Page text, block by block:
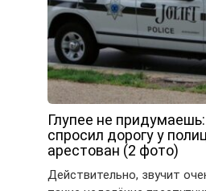
Глупее не
спросил дорогу у
арестован (2 фото)
Действительно, звучит